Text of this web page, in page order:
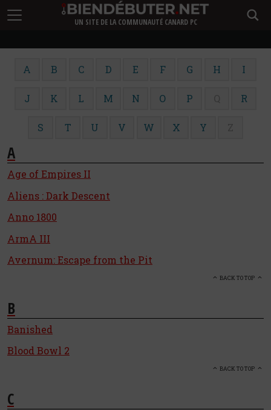
UN SITE DE LA COMMUNAUTÉ CANARD PC
A B C D E F G H I
J K L M N O P R
S T U V W X Y
A
Age of Empires II
Aliens : Dark Descent
Anno 1800
ArmA III
Avernum: Escape from the Pit
BACK TO TOP
B
Banished
Blood Bowl 2
BACK TO TOP
C